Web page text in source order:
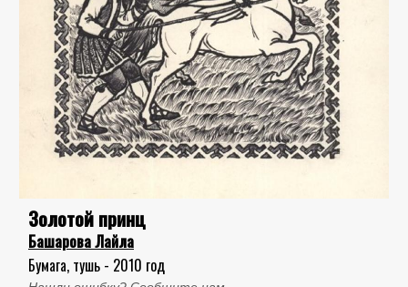
Золотой принц
Башарова Лайла
Бумага, тушь - 2010 год